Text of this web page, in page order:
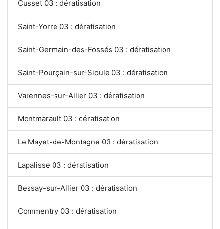
Cusset 03 : dératisation
Saint-Yorre 03 : dératisation
Saint-Germain-des-Fossés 03 : dératisation
Saint-Pourçain-sur-Sioule 03 : dératisation
Varennes-sur-Allier 03 : dératisation
Montmarault 03 : dératisation
Le Mayet-de-Montagne 03 : dératisation
Lapalisse 03 : dératisation
Bessay-sur-Allier 03 : dératisation
Commentry 03 : dératisation